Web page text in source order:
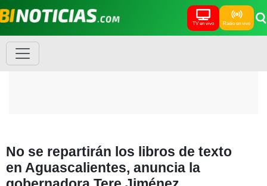
TV en vivo Radio en vivo
No se repartirán los libros de texto
en Aguascalientes, anuncia la